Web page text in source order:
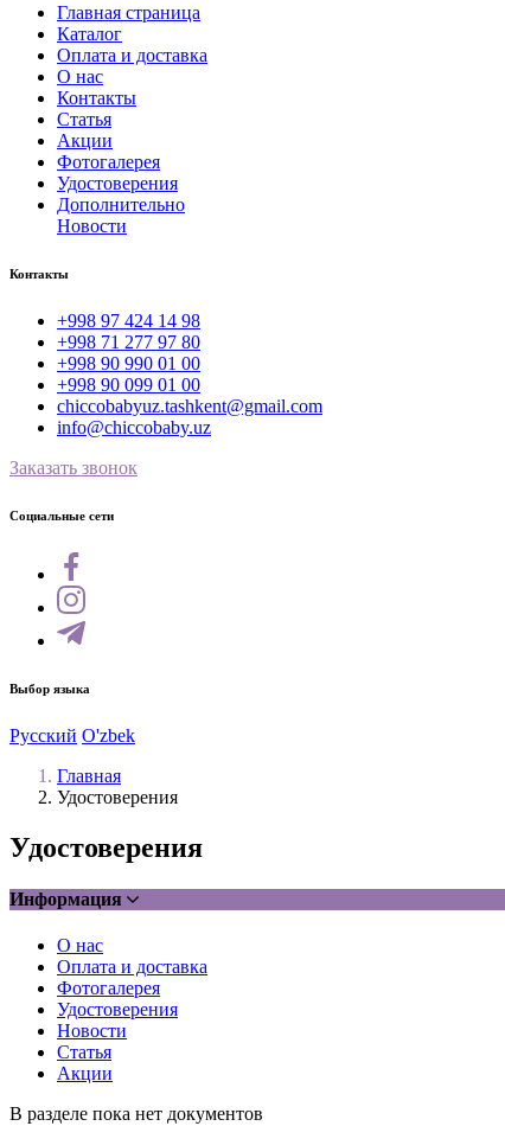
Главная страница
Каталог
Оплата и доставка
О нас
Контакты
Статья
Акции
Фотогалерея
Удостоверения
Дополнительно
Новости
Контакты
+998 97 424 14 98
+998 71 277 97 80
+998 90 990 01 00
+998 90 099 01 00
chiccobabyuz.tashkent@gmail.com
info@chiccobaby.uz
Заказать звонок
Социальные сети
Выбор языка
Русский O'zbek
Главная
Удостоверения
Удостоверения
Информация
О нас
Оплата и доставка
Фотогалерея
Удостоверения
Новости
Статья
Акции
В разделе пока нет документов